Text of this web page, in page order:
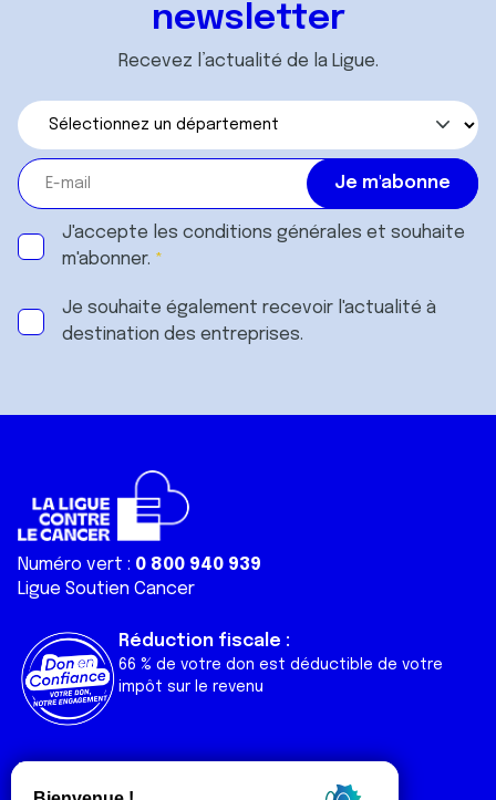
newsletter
Recevez l’actualité de la Ligue.
J'accepte les conditions générales et souhaite
m'abonner.
Je souhaite également recevoir l'actualité à
destination des entreprises.
Numéro vert : 0 800 940 939
Ligue Soutien Cancer
Réduction fiscale :
66 % de votre don est déductible de votre
impôt sur le revenu
Liens utiles